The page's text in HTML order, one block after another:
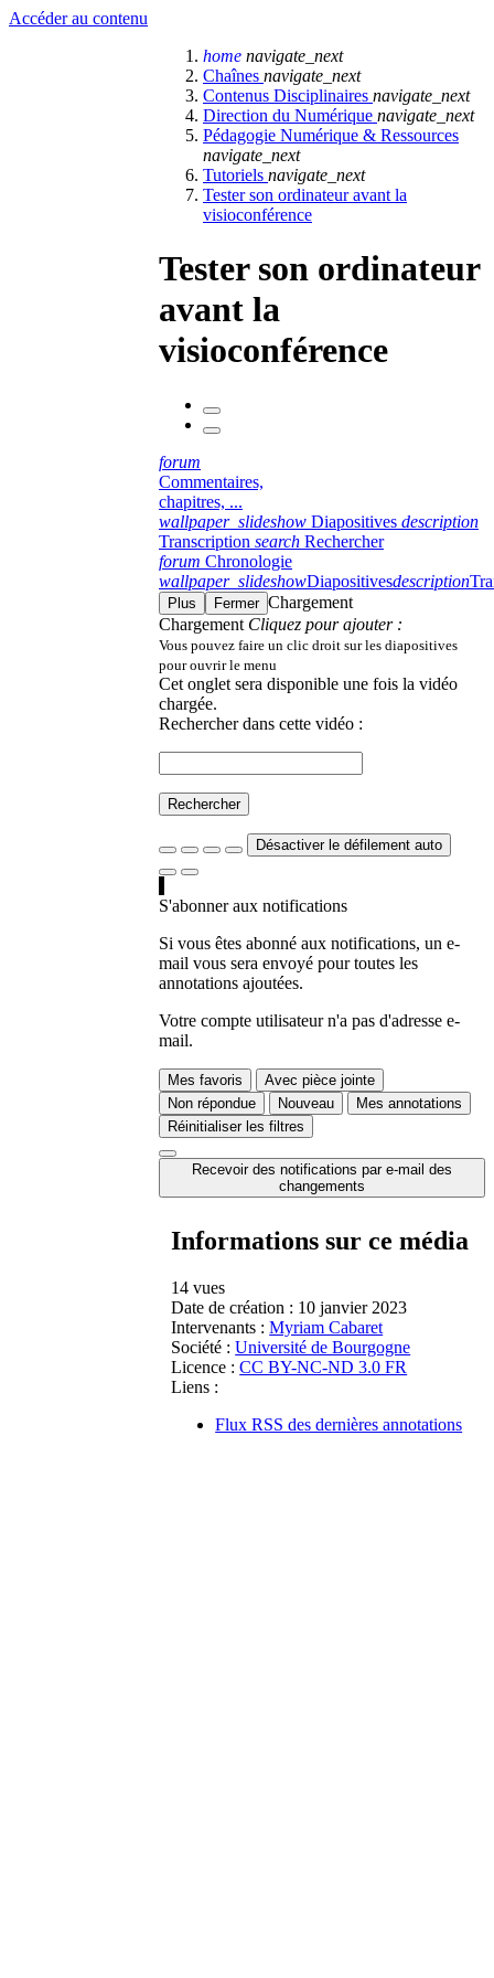
Accéder au contenu
home navigate_next
Chaînes navigate_next
Contenus Disciplinaires navigate_next
Direction du Numérique navigate_next
Pédagogie Numérique & Ressources
navigate_next
Tutoriels navigate_next
Tester son ordinateur avant la
visioconférence
Tester son ordinateur
avant la
visioconférence
forum
Commentaires,
chapitres, ...
wallpaper_slideshow Diapositives description
Transcription search Rechercher
forum Chronologie
wallpaper_slideshowDiapositivesdescription
Plus Fermer Chargement
Chargement Cliquez pour ajouter :
Vous pouvez faire un clic droit sur les diapositives
pour ouvrir le menu
Cet onglet sera disponible une fois la vidéo
chargée.
Rechercher dans cette vidéo :
Rechercher
Désactiver le défilement auto
S'abonner aux notifications
Si vous êtes abonné aux notifications, un e-
mail vous sera envoyé pour toutes les
annotations ajoutées.
Votre compte utilisateur n'a pas d'adresse e-
mail.
Mes favoris
Avec pièce jointe
Non répondue
Nouveau
Mes annotations
Réinitialiser les filtres
Recevoir des notifications par e-mail des
changements
Informations sur ce média
14 vues
Date de création : 10 janvier 2023
Intervenants : Myriam Cabaret
Société : Université de Bourgogne
Licence : CC BY-NC-ND 3.0 FR
Liens :
Flux RSS des dernières annotations